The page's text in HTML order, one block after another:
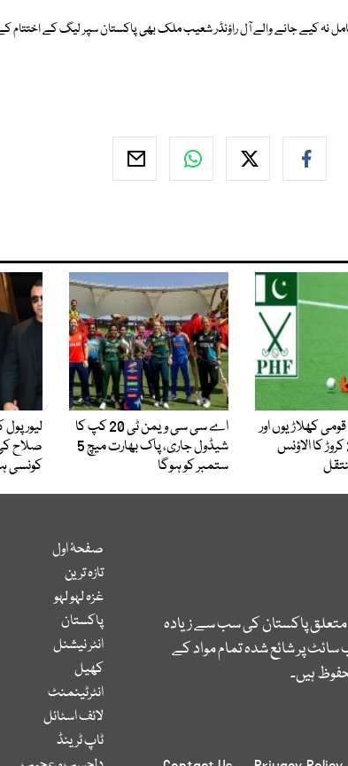
نہ کیے جانے والے آل راؤنڈر شعیب ملک بھی پاکستان سپر لیگ کے اختتام
کھلاڑیوں اور
کوچز کیلیے 2 کروڑ کا الاؤنس
اے سی سی ویمن ٹی 20 کپ کا
شیڈول جاری، پاک بھارت میچ 5
ستمبر کو ہوگا
لیور
صلاح
کونسی
پاکستان کی سب سے زیادہ
پر شائع شدہ تمام مواد کے
ہیں۔
صفحۂ اول
تازہ ترین
غزہ لہو لہو
پاکستان
انٹر نیشنل
کھیل
انٹرٹینمنٹ
لائف اسٹائل
ٹاپ ٹرینڈ